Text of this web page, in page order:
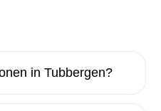
in Tubbergen?